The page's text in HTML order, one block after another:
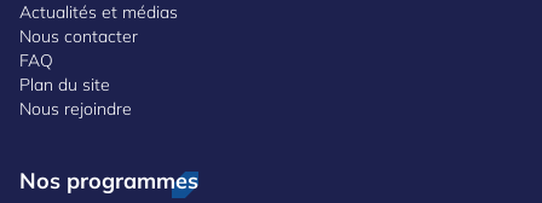
Actualités et médias
Nous contacter
FAQ
Plan du site
Nous rejoindre
Nos programmes